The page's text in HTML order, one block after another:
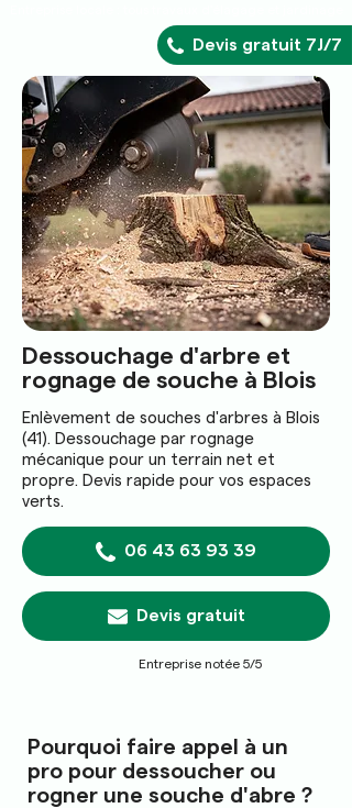
Devis gratuit 7J/7
Dessouchage d'arbre et
rognage de souche à Blois
Enlèvement de souches d'arbres à Blois
(41). Dessouchage par rognage
mécanique pour un terrain net et
propre. Devis rapide pour vos espaces
verts.
06 43 63 93 39
Devis gratuit
Entreprise notée 5/5
Pourquoi faire appel à un
pro pour dessoucher ou
rogner une souche d'abre ?